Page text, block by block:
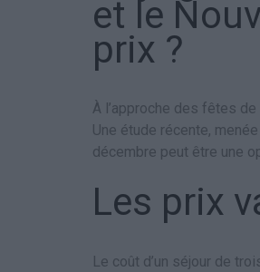
et le
prix ?
À l’approche des fêtes
Une étude récente,
décembre peut être une
Les prix
Le coût d’un séjour de